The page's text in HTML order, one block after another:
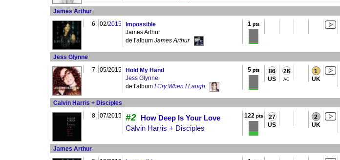
James Arthur
6. 02/2015
Impossible
James Arthur
de l'album James Arthur
1 pts
Jess Glynne
7. 05/2015
Hold My Hand
Jess Glynne
de l'album I Cry When I Laugh
5pts 86
US
26
AC
1
UK
Calvin Harris + Disciples
8. 07/2015 #2 How Deep Is Your Love
Calvin Harris + Disciples
122 pts 27
US
2
UK
James Arthur